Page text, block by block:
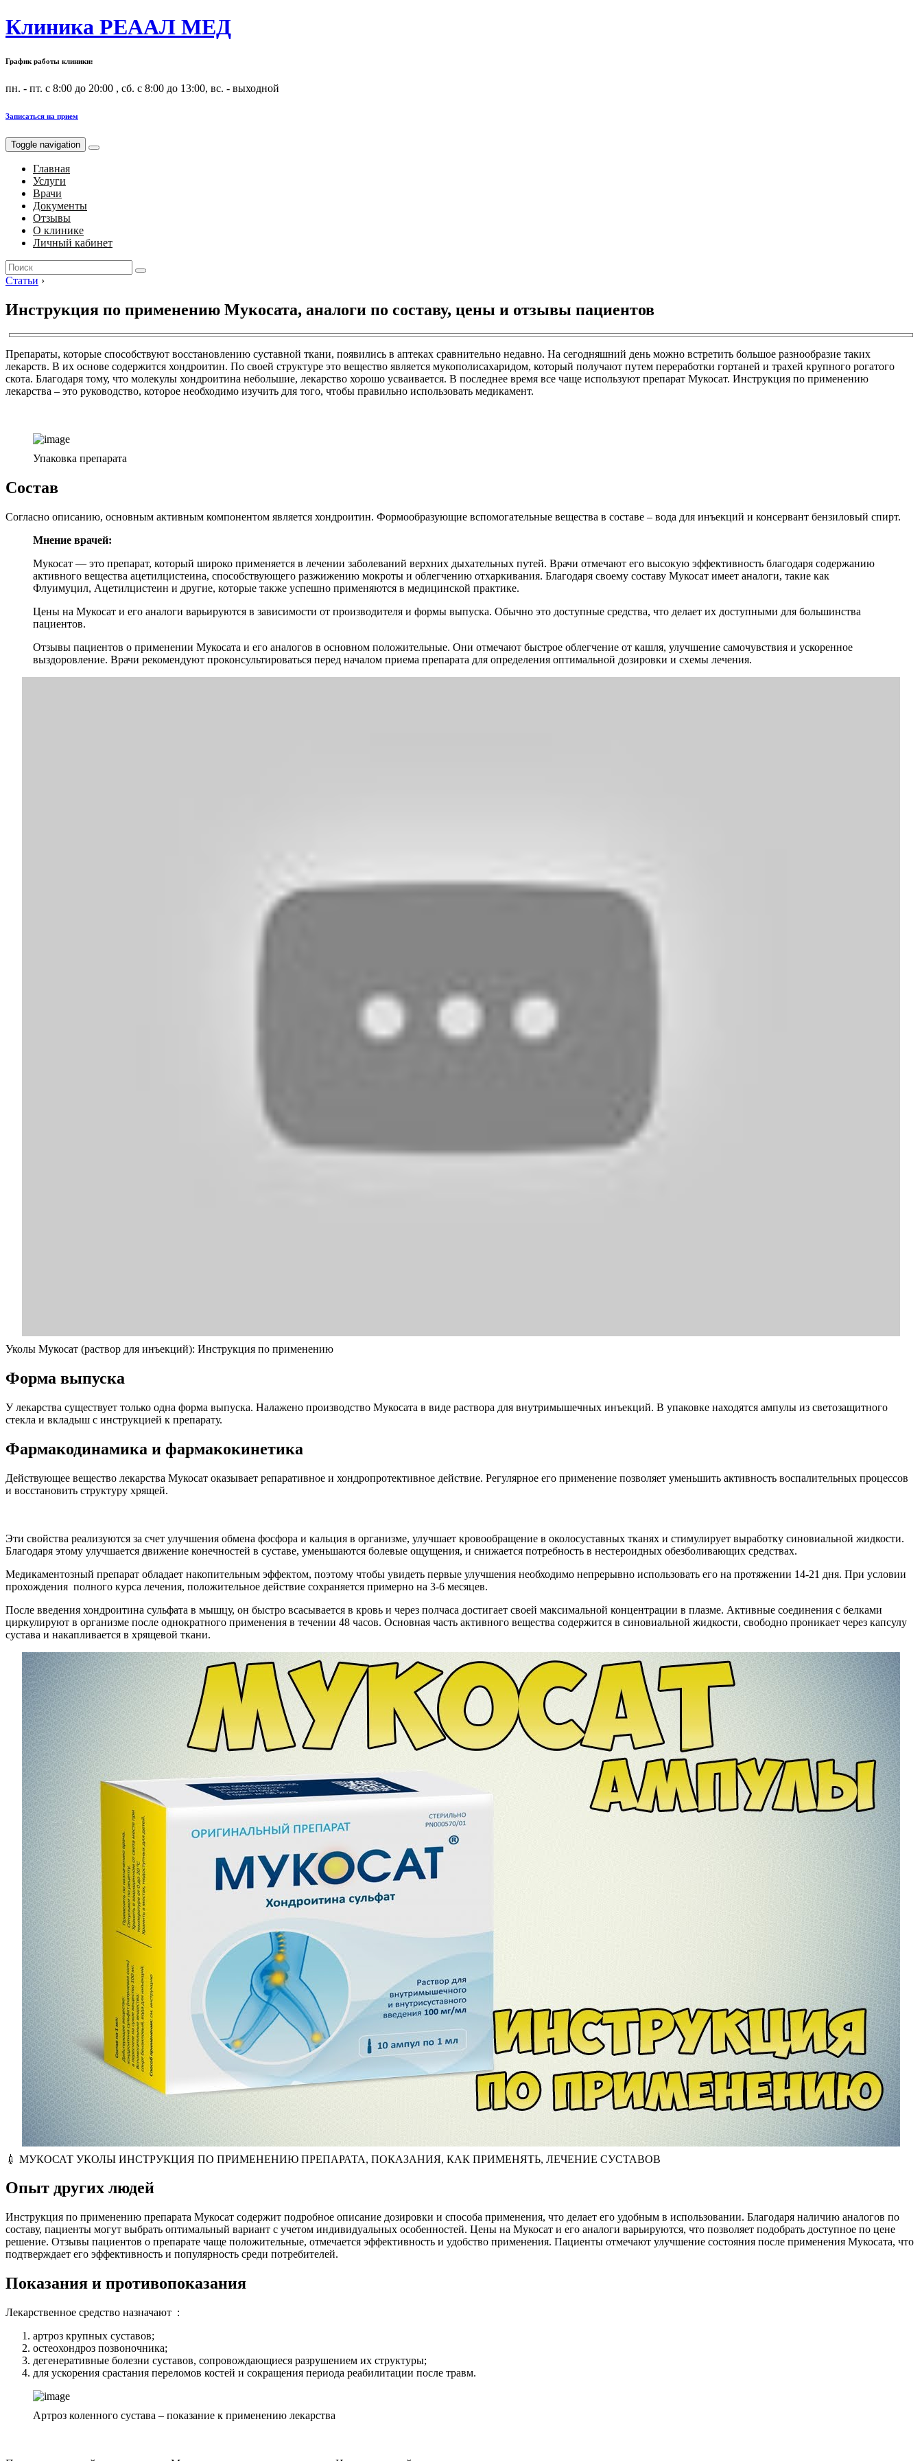
Клиника РЕААЛ МЕД
График работы клиники:
пн. - пт. с 8:00 до 20:00 , сб. с 8:00 до 13:00, вс. - выходной
Записаться на прием
Toggle navigation
Главная
Услуги
Врачи
Документы
Отзывы
О клинике
Личный кабинет
Search
for:
Статьи ›
Инструкция по применению Мукосата, аналоги по составу, цены и отзывы пациентов
Препараты, которые способствуют восстановлению суставной ткани, появились в аптеках сравнительно недавно. На сегодняшний день можно встретить большое разнообразие таких
лекарств. В их основе содержится хондроитин. По своей структуре это вещество является мукополисахаридом, который получают путем переработки гортаней и трахей крупного рогатого
скота. Благодаря тому, что молекулы хондроитина небольшие, лекарство хорошо усваивается. В последнее время все чаще используют препарат Мукосат. Инструкция по применению
лекарства – это руководство, которое необходимо изучить для того, чтобы правильно использовать медикамент.
Упаковка препарата
Состав
Согласно описанию, основным активным компонентом является хондроитин. Формообразующие вспомогательные вещества в составе – вода для инъекций и консервант бензиловый спирт.
Мнение врачей:
Мукосат — это препарат, который широко применяется в лечении заболеваний верхних дыхательных путей. Врачи отмечают его высокую эффективность благодаря содержанию
активного вещества ацетилцистеина, способствующего разжижению мокроты и облегчению отхаркивания. Благодаря своему составу Мукосат имеет аналоги, такие как
Флуимуцил, Ацетилцистеин и другие, которые также успешно применяются в медицинской практике.
Цены на Мукосат и его аналоги варьируются в зависимости от производителя и формы выпуска. Обычно это доступные средства, что делает их доступными для большинства
пациентов.
Отзывы пациентов о применении Мукосата и его аналогов в основном положительные. Они отмечают быстрое облегчение от кашля, улучшение самочувствия и ускоренное
выздоровление. Врачи рекомендуют проконсультироваться перед началом приема препарата для определения оптимальной дозировки и схемы лечения.
Уколы Мукосат (раствор для инъекций): Инструкция по применению
Форма выпуска
У лекарства существует только одна форма выпуска. Налажено производство Мукосата в виде раствора для внутримышечных инъекций. В упаковке находятся ампулы из светозащитного
стекла и вкладыш с инструкцией к препарату.
Фармакодинамика и фармакокинетика
Действующее вещество лекарства Мукосат оказывает репаративное и хондропротективное действие. Регулярное его применение позволяет уменьшить активность воспалительных процессов
и восстановить структуру хрящей.
Эти свойства реализуются за счет улучшения обмена фосфора и кальция в организме, улучшает кровообращение в околосуставных тканях и стимулирует выработку синовиальной жидкости.
Благодаря этому улучшается движение конечностей в суставе, уменьшаются болевые ощущения, и снижается потребность в нестероидных обезболивающих средствах.
Медикаментозный препарат обладает накопительным эффектом, поэтому чтобы увидеть первые улучшения необходимо непрерывно использовать его на протяжении 14-21 дня. При условии
прохождения полного курса лечения, положительное действие сохраняется примерно на 3-6 месяцев.
После введения хондроитина сульфата в мышцу, он быстро всасывается в кровь и через полчаса достигает своей максимальной концентрации в плазме. Активные соединения с белками
циркулируют в организме после однократного применения в течении 48 часов. Основная часть активного вещества содержится в синовиальной жидкости, свободно проникает через капсулу
сустава и накапливается в хрящевой ткани.
💉 МУКОСАТ УКОЛЫ ИНСТРУКЦИЯ ПО ПРИМЕНЕНИЮ ПРЕПАРАТА, ПОКАЗАНИЯ, КАК ПРИМЕНЯТЬ, ЛЕЧЕНИЕ СУСТАВОВ
Опыт других людей
Инструкция по применению препарата Мукосат содержит подробное описание дозировки и способа применения, что делает его удобным в использовании. Благодаря наличию аналогов по
составу, пациенты могут выбрать оптимальный вариант с учетом индивидуальных особенностей. Цены на Мукосат и его аналоги варьируются, что позволяет подобрать доступное по цене
решение. Отзывы пациентов о препарате чаще положительные, отмечается эффективность и удобство применения. Пациенты отмечают улучшение состояния после применения Мукосата, что
подтверждает его эффективность и популярность среди потребителей.
Показания и противопоказания
Лекарственное средство назначают :
артроз крупных суставов;
остеохондроз позвоночника;
дегенеративные болезни суставов, сопровождающиеся разрушением их структуры;
для ускорения срастания переломов костей и сокращения периода реабилитации после травм.
Артроз коленного сустава – показание к применению лекарства